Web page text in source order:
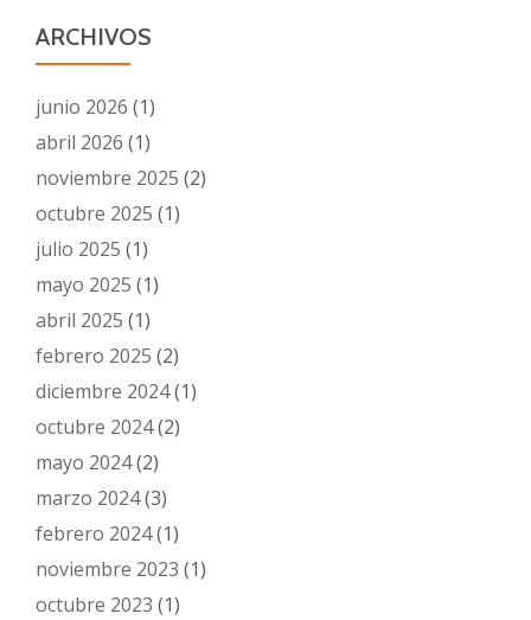
ARCHIVOS
junio 2026 (1)
abril 2026 (1)
noviembre 2025 (2)
octubre 2025 (1)
julio 2025 (1)
mayo 2025 (1)
abril 2025 (1)
febrero 2025 (2)
diciembre 2024(1)
octubre 2024(2)
mayo 2024(2)
marzo 2024(3)
febrero 2024(1)
noviembre 2023 (1)
octubre 2023 (1)